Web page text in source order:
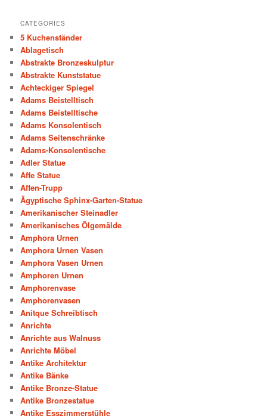
CATEGORIES
5 Kuchenständer
Ablagetisch
Abstrakte Bronzeskulptur
Abstrakte Kunststatue
Achteckiger Spiegel
Adams Beistelltisch
Adams Beistelltische
Adams Konsolentisch
Adams Seitenschränke
Adams-Konsolentische
Adler Statue
Affe Statue
Affen-Trupp
Ägyptische Sphinx-Garten-Statue
Amerikanischer Steinadler
Amerikanisches Ölgemälde
Amphora Urnen
Amphora Urnen Vasen
Amphora Vasen Urnen
Amphoren Urnen
Amphorenvase
Amphorenvasen
Anitque Schreibtisch
Anrichte
Anrichte aus Walnuss
Anrichte Möbel
Antike Architektur
Antike Bänke
Antike Bronze-Statue
Antike Bronzestatue
Antike Esszimmerstühle